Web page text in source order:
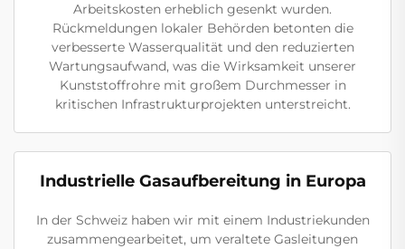
Arbeitskosten erheblich gesenkt wurden.
Rückmeldungen lokaler Behörden betonten die
verbesserte Wasserqualität und den reduzierten
Wartungsaufwand, was die Wirksamkeit unserer
Kunststoffrohre mit großem Durchmesser in
kritischen Infrastrukturprojekten unterstreicht.
Industrielle Gasaufbereitung in Europa
In der Schweiz haben wir mit einem Industriekunden
zusammengearbeitet, um veraltete Gasleitungen